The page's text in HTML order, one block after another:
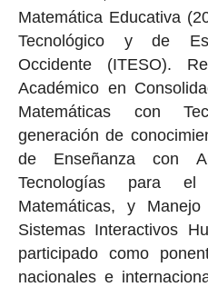
Matemática Educativa
Tecnológico y de
Occidente (ITESO).
Académico en
Matemáticas con
generación de
de Enseñanza con
Tecnologías para
Matemáticas, y
Sistemas Interactivos
participado como
nacionales e